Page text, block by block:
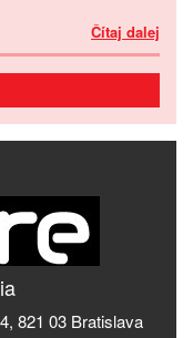
Čítaj dalej
821 03 Bratislava